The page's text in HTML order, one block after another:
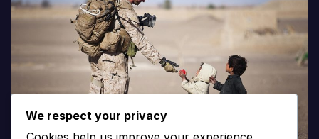
We respect your privacy